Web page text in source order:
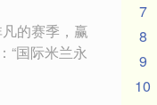
的赛季，赢
“国际米兰永
7
8
9
10